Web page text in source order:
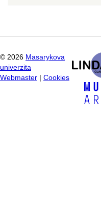
© 2026 Masarykova
univerzita
Webmaster
Cookies